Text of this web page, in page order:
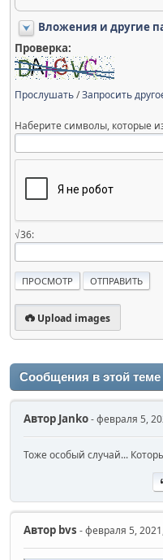
Вложения и другие
Проверка:
Прослушать/Запросить
Наберите символы, которые
√36:
Upload images
Сообщения в этой теме
Автор Janko- февраля 5,
Тоже особый случай...
Автор bvs - февраля 5,